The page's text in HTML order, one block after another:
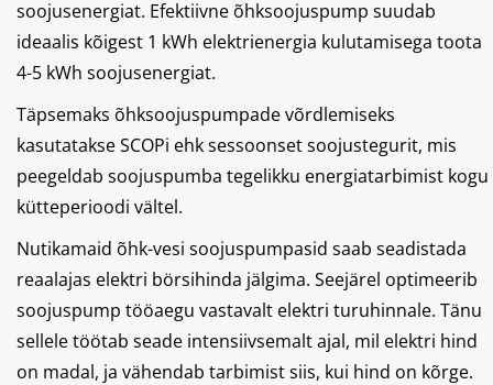
soojusenergiat. Efektiivne õhksoojuspump suudab
ideaalis kõigest 1 kWh elektrienergia kulutamisega toota
4-5 kWh soojusenergiat.
Täpsemaks õhksoojuspumpade võrdlemiseks
kasutatakse SCOPi ehk sessoonset soojustegurit, mis
peegeldab soojuspumba tegelikku energiatarbimist kogu
kütteperioodi vältel.
Nutikamaid õhk-vesi soojuspumpasid saab seadistada
reaalajas elektri börsihinda jälgima. Seejärel optimeerib
soojuspump tööaegu vastavalt elektri turuhinnale. Tänu
sellele töötab seade intensiivsemalt ajal, mil elektri hind
on madal, ja vähendab tarbimist siis, kui hind on kõrge.